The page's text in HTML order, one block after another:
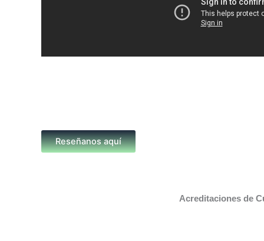
Reseñanos aquí
Acreditaciones de